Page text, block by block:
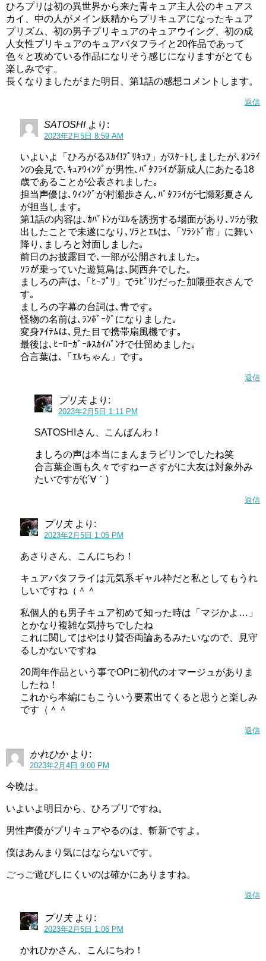
ひろプリは初の異世界から来た青キュア主人公のキュアス
カイ、中の人がメイン妖精からプリキュアになったキュア
プリズム、初の男子プリキュアのキュアウイング、初の成
人女性プリキュアのキュアバタフライと20作品であって
色々と攻めている作品になりそう感じになりますがとても
楽しみです。
長くなりましたがまた明日、第1話の感想コメントします。
返信
SATOSHI より:
2023年2月5日 8:59 AM
いよいよ「ひろがるｽｶｲ!ﾌﾟﾘｷｭｱ」がｽﾀｰﾄしましたが､ｵﾝﾗｲ
ﾝの会見で､ｷｭｱｳｨﾝｸﾞが男性､ﾊﾞﾀﾌﾗｲが新成人にあたる18
歳であることが公表されました｡
担当声優は､ｳｨﾝｸﾞが村瀬歩さん､ﾊﾞﾀﾌﾗｲが七瀬彩夏さん
が担当します｡
第1話の内容は､ｶﾊﾞﾄﾝがｴﾙを誘拐する場面があり､ｿﾗが救
出したことで未遂になり､ｿﾗとｴﾙは､「ｿﾗｼﾄﾞ市」に舞い
降り､ましろと対面しました｡
前日のお披露目で､一部が公開されました｡
ｿﾗが乗っていた遊覧鳥は､関西弁でした｡
ましろの声は､「ﾋｰﾌﾟﾘ」でﾗﾋﾞﾘﾝだった加隈亜衣さんで
す｡
ましろの字幕の台詞は､青です｡
怪物の名前は､ﾗﾝﾎﾞｰｸﾞになりました｡
変身ｱｲﾃﾑは､見た目で携帯扇風機です｡
最後は､ﾋｰﾛｰｶﾞｰﾙｽｶｲﾊﾟﾝﾁで仕留めました｡
合言葉は､「ｴﾙちゃん」です｡
返信
プリ夫 より:
2023年2月5日 1:11 PM
SATOSHIさん、こんばんわ！
ましろの声は本当にまんまラビリンでしたね笑
合言葉企画も久々ですねーさすがに大友は対象外み
たいですが(;´∀｀)
返信
プリ夫 より:
2023年2月5日 1:05 PM
あさりさん、こんにちわ！
キュアバタフライは元気系ギャル枠だと私としてもうれ
しいですね（＾＾
私個人的も男子キュア初めて知った時は「マジかよ…」
とかなり複雑な気持ちでしたね
これに関してはやはり賛否両論あるみたいなので、見守
るしかないですね
20周年作品という事でOPに初代のオマージュがありま
したね！
これから本編にもこういう要素出てくると思うと楽しみ
です（＾＾
返信
かれひか より:
2023年2月4日 9:00 PM
今晩は。
いよいよ明日から、ひろプリですね。
男性声優がプリキュアやるのは、斬新ですよ。
僕はあんまり気にはならないです。
ごっご遊びしにくいのは確かにありますね。
返信
プリ夫 より:
2023年2月5日 1:06 PM
かれひかさん、こんにちわ！